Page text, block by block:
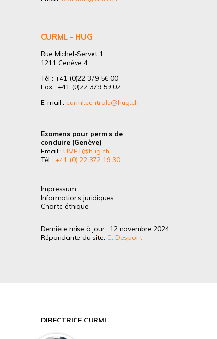
CURML - HUG
Rue Michel-Servet 1
1211 Genève 4
Tél : +41 (0)22 379 56 00
Fax : +41 (0)22 379 59 02
E-mail : curml.centrale@hug.ch
Examens pour permis de
conduire (Genève)
Email : UMPT@hug.ch
Tél : +41 (0) 22 372 19 30
Impressum
Informations juridiques
Charte éthique
Dernière mise à jour : 12 novembre 2024
Répondante du site: C. Despont
DIRECTRICE CURML